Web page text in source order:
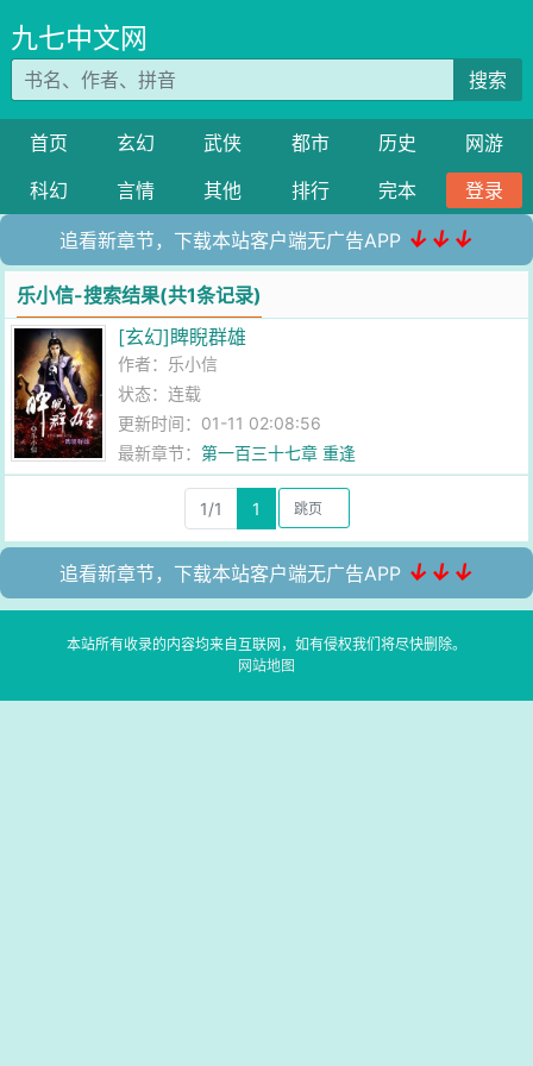
九七中文网
搜索
首页 玄幻 武侠 都市 历史
网游
科幻
言情 其他 排行 完本 登录
追看新章节，下载本站客户端无广告APP ↓↓↓
乐小信-搜索结果(共1条记录)
[玄幻]睥睨群雄
作者： 乐小信
状态：连载
更新时间：01-11 02:08:56
最新章节：第一百三十七章 重逢
1/1 1
追看新章节，下载本站客户端无广告APP ↓↓↓
本站所有收录的内容均来自互联网，如有侵权我们将尽快删除。
网站地图